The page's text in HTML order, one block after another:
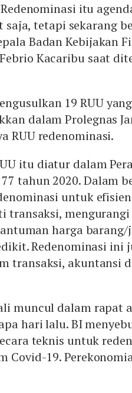
itu
tetapi sekarang
Badan Kebijakan
Kacaribu saat
19 RUU
dalam Prolegnas
RUU redenominasi.
itu diatur dalam
tahun 2020. Dalam
untuk
transaksi,
harga barang/
Redenominasi ini
transaksi, akuntansi
muncul dalam rapat
hari lalu. BI
teknis untuk
Covid-19.